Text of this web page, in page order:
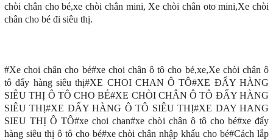
chòi chân cho bé,xe chòi chân mini, Xe chòi chân oto mini,Xe chòi
chân cho bé đi siêu thị.
#Xe choi chân cho bé#xe choi chân ô tô cho bé,xe,Xe chòi chân ô
tô đẩy hàng siêu thị#XE CHOI CHAN Ô TÔ#XE ĐẨY HÀNG
SIÊU THỊ Ô TÔ CHO BÉ#XE CHÒI CHÂN Ô TÔ ĐẨY HÀNG
SIÊU THỊ#XE ĐẨY HÀNG Ô TÔ SIÊU THỊ#XE DAY HANG
SIEU THỊ Ô TÔ#xe choi chan#xe chòi chân ô tô cho bé#xe đẩy
hàng siêu thị ô tô cho bé#xe chòi chân nhập khẩu cho bé#Cách lắp